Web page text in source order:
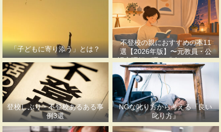
「子どもに寄り添う」とは？
不登校の親におすすめの本11
選【2026年版】〜元教員・公
認心理師が選ぶ「今のあなたに
合う一冊」〜
登校しぶり・不登校あるある事
例3選
NGな叱り方から考える『良い
叱り方』